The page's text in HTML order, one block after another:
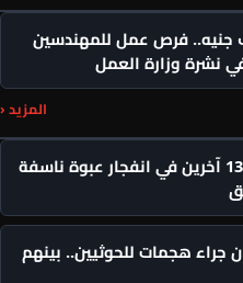
تصل إلى 16 ألف جنيه.. فرص عمل للمهندسين
نشرة وزارة العمل
المزيد ‹
مقتل شخصين وإصابة 13 آخرين في انفجار عبوة ناسفة
نجران جراء هجمات للحوثيين.. بينهم